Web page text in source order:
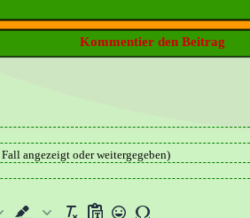
Kommentier den Beitrag
angezeigt oder weitergegeben)